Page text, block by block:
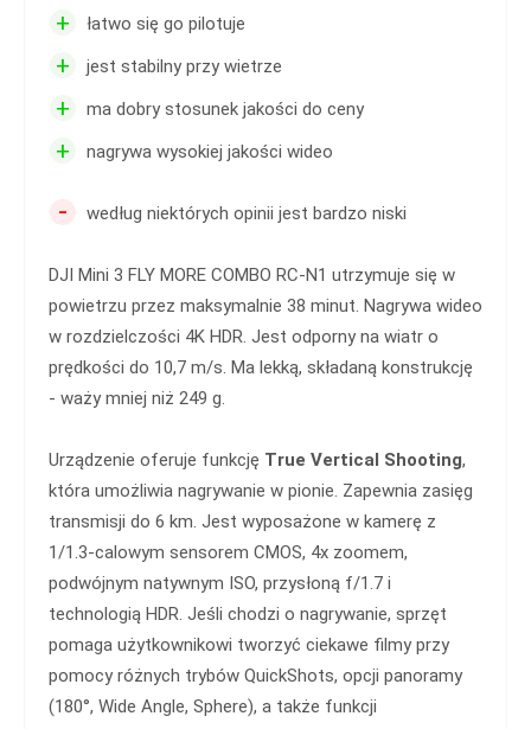
+ łatwo się go pilotuje
+ jest stabilny przy wietrze
+ ma dobry stosunek jakości do ceny
+ nagrywa wysokiej jakości wideo
- według niektórych opinii jest bardzo niski
DJI Mini 3 FLY MORE COMBO RC-N1 utrzymuje się w
powietrzu przez maksymalnie 38 minut. Nagrywa wideo
w rozdzielczości 4K HDR. Jest odporny na wiatr o
prędkości do 10,7 m/s. Ma lekką, składaną konstrukcję
- waży mniej niż 249 g.
Urządzenie oferuje funkcję True Vertical Shooting,
która umożliwia nagrywanie w pionie. Zapewnia zasięg
transmisji do 6 km. Jest wyposażone w kamerę z
1/1.3-calowym sensorem CMOS, 4x zoomem,
podwójnym natywnym ISO, przysłoną f/1.7 i
technologią HDR. Jeśli chodzi o nagrywanie, sprzęt
pomaga użytkownikowi tworzyć ciekawe filmy przy
pomocy różnych trybów QuickShots, opcji panoramy
(180°, Wide Angle, Sphere), a także funkcji